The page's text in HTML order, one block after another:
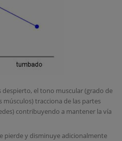
despierto, el tono muscular (grado de
tracciona de las partes
contribuyendo a mantener la vía
pierde y disminuye adicionalmente